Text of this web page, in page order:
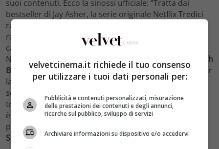
suoi contenuti. Ecco la sinossi ufficiale: “Tratta dai
bestseller di Jay Asher, la serie originale Netflix Tredici
racconta la storia di
ragazzo che al ritorno dalla scuola trova sulla porta di
casa una misteriosa scatola con su scritto il suo nome.
Nella scatola scopre delle cassette registrate da
Hannah
Baker (Katherine Langford), una compagna di classe per
la quale aveva una cotta e che si è suicidata due
settimane prima. Nelle registrazioni, Hannah spiega le
tredici ragioni che l’hanno spinta a togliersi la vita. Clay
è forse tra queste?Trediciè stato realizzato dai
produttori esecutivi
Selena Gomez, Joy GormaneKristel Laiblin“.
velvetcinema.it richiede il tuo consenso
per utilizzare i tuoi dati personali per:
Pubblicità e contenuti personalizzati, misurazione
delle prestazioni dei contenuti e degli annunci,
ricerche sul pubblico, sviluppo di servizi
Archiviare informazioni su dispositivo e/o accedervi